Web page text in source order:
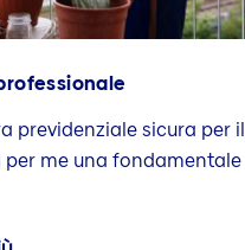
previdenziale sicura per il
per me una fondamentale